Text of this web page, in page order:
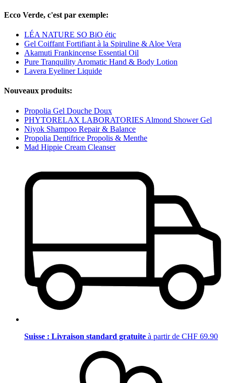
Ecco Verde, c'est par exemple:
LÉA NATURE SO BiO étic
Gel Coiffant Fortifiant à la Spiruline & Aloe Vera
Akamuti Frankincense Essential Oil
Pure Tranquility Aromatic Hand & Body Lotion
Lavera Eyeliner Liquide
Nouveaux produits:
Propolia Gel Douche Doux
PHYTORELAX LABORATORIES Almond Shower Gel
Niyok Shampoo Repair & Balance
Propolia Dentifrice Propolis & Menthe
Mad Hippie Cream Cleanser
Suisse : Livraison standard gratuite à partir de CHF 69.90